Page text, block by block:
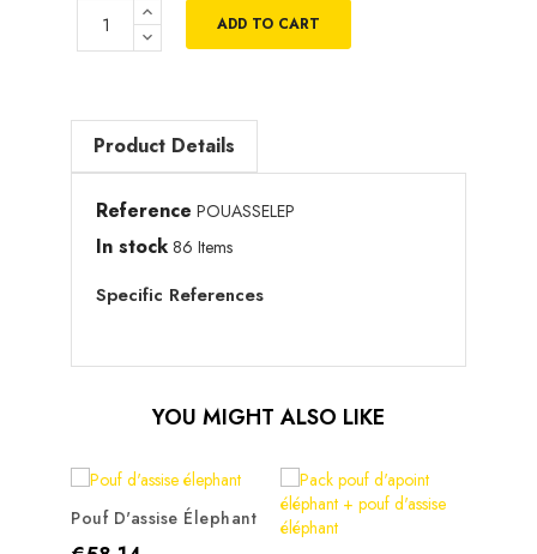
ADD TO CART
Product Details
Reference POUASSELEP
In stock 86 Items
Specific References
YOU MIGHT ALSO LIKE
Pouf D'assise Élephant